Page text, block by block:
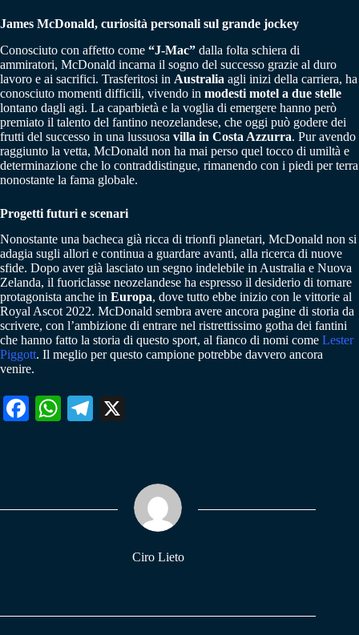
James McDonald, curiosità personali sul grande jockey
Conosciuto con affetto come “J-Mac” dalla folta schiera di
ammiratori, McDonald incarna il sogno del successo grazie al duro
lavoro e ai sacrifici. Trasferitosi in Australia agli inizi della carriera, ha
conosciuto momenti difficili, vivendo in modesti motel a due stelle
lontano dagli agi. La caparbietà e la voglia di emergere hanno però
premiato il talento del fantino neozelandese, che oggi può godere dei
frutti del successo in una lussuosa villa in Costa Azzurra. Pur avendo
raggiunto la vetta, McDonald non ha mai perso quel tocco di umiltà e
determinazione che lo contraddistingue, rimanendo con i piedi per terra
nonostante la fama globale.
Progetti futuri e scenari
Nonostante una bacheca già ricca di trionfi planetari, McDonald non si
adagia sugli allori e continua a guardare avanti, alla ricerca di nuove
sfide. Dopo aver già lasciato un segno indelebile in Australia e Nuova
Zelanda, il fuoriclasse neozelandese ha espresso il desiderio di tornare
protagonista anche in Europa, dove tutto ebbe inizio con le vittorie al
Royal Ascot 2022. McDonald sembra avere ancora pagine di storia da
scrivere, con l’ambizione di entrare nel ristrettissimo gotha dei fantini
che hanno fatto la storia di questo sport, al fianco di nomi come Lester
Piggott. Il meglio per questo campione potrebbe davvero ancora
venire.
Fa W
pp
Te
m
Ciro Lieto